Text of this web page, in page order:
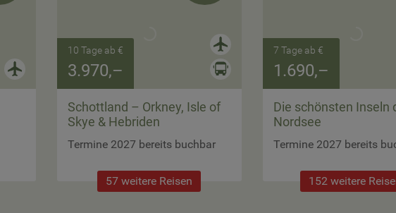
10 Tage ab €
3.970,–
Schottland – Orkney, Isle of
Skye & Hebriden
Termine 2027 bereits buchbar
57 weitere Reisen
7 Tage ab €
1.690,–
Die schönsten Inseln
Nordsee
Termine 2027 bereits
152 weitere